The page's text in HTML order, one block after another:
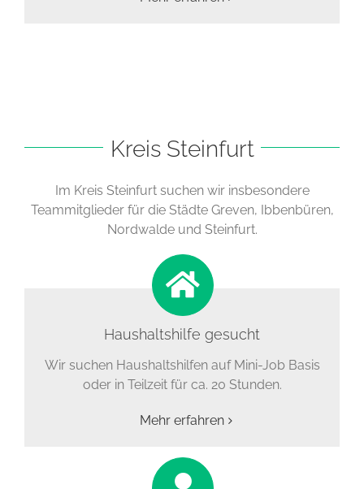
Kreis Steinfurt
Im Kreis Steinfurt suchen wir insbesondere
Teammitglieder für die Städte Greven, Ibbenbüren,
Nordwalde und Steinfurt.
Haushaltshilfe gesucht
Wir suchen Haushaltshilfen auf Mini-Job Basis
oder in Teilzeit für ca. 20 Stunden.
Mehr erfahren